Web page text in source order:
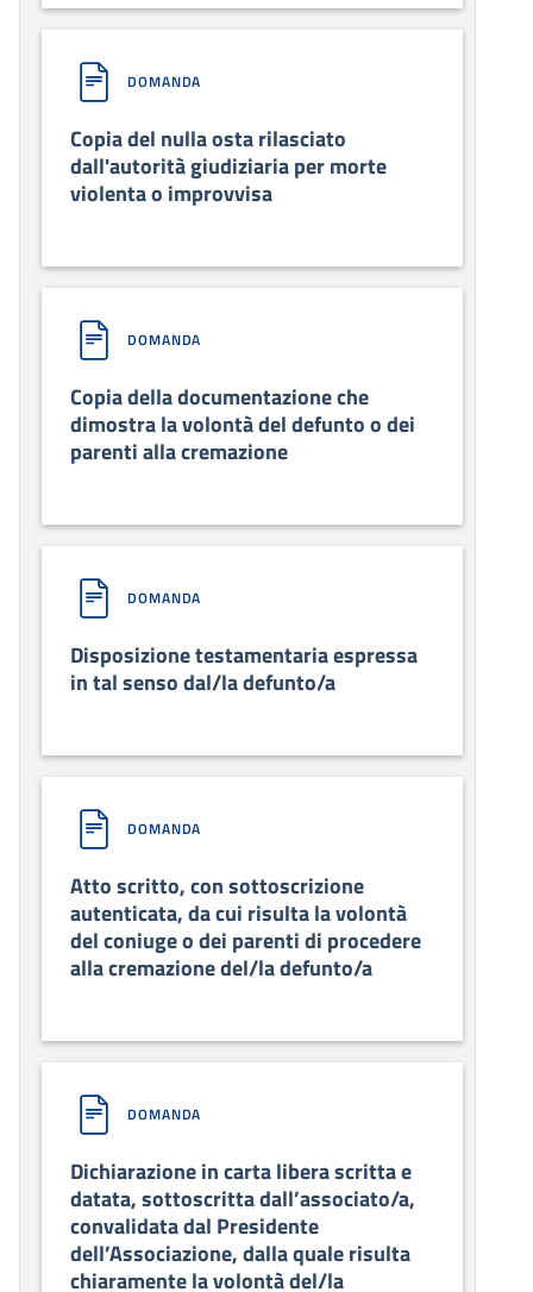
DOMANDA
Copia del nulla osta rilasciato
dall'autorità giudiziaria per morte
violenta o improvvisa
DOMANDA
Copia della documentazione che
dimostra la volontà del defunto o dei
parenti alla cremazione
DOMANDA
Disposizione testamentaria espressa
in tal senso dal/la defunto/a
DOMANDA
Atto scritto, con sottoscrizione
autenticata, da cui risulta la volontà
del coniuge o dei parenti di procedere
alla cremazione del/la defunto/a
DOMANDA
Dichiarazione in carta libera scritta e
datata, sottoscritta dall’associato/a,
convalidata dal Presidente
dell’Associazione, dalla quale risulta
chiaramente la volontà del/la